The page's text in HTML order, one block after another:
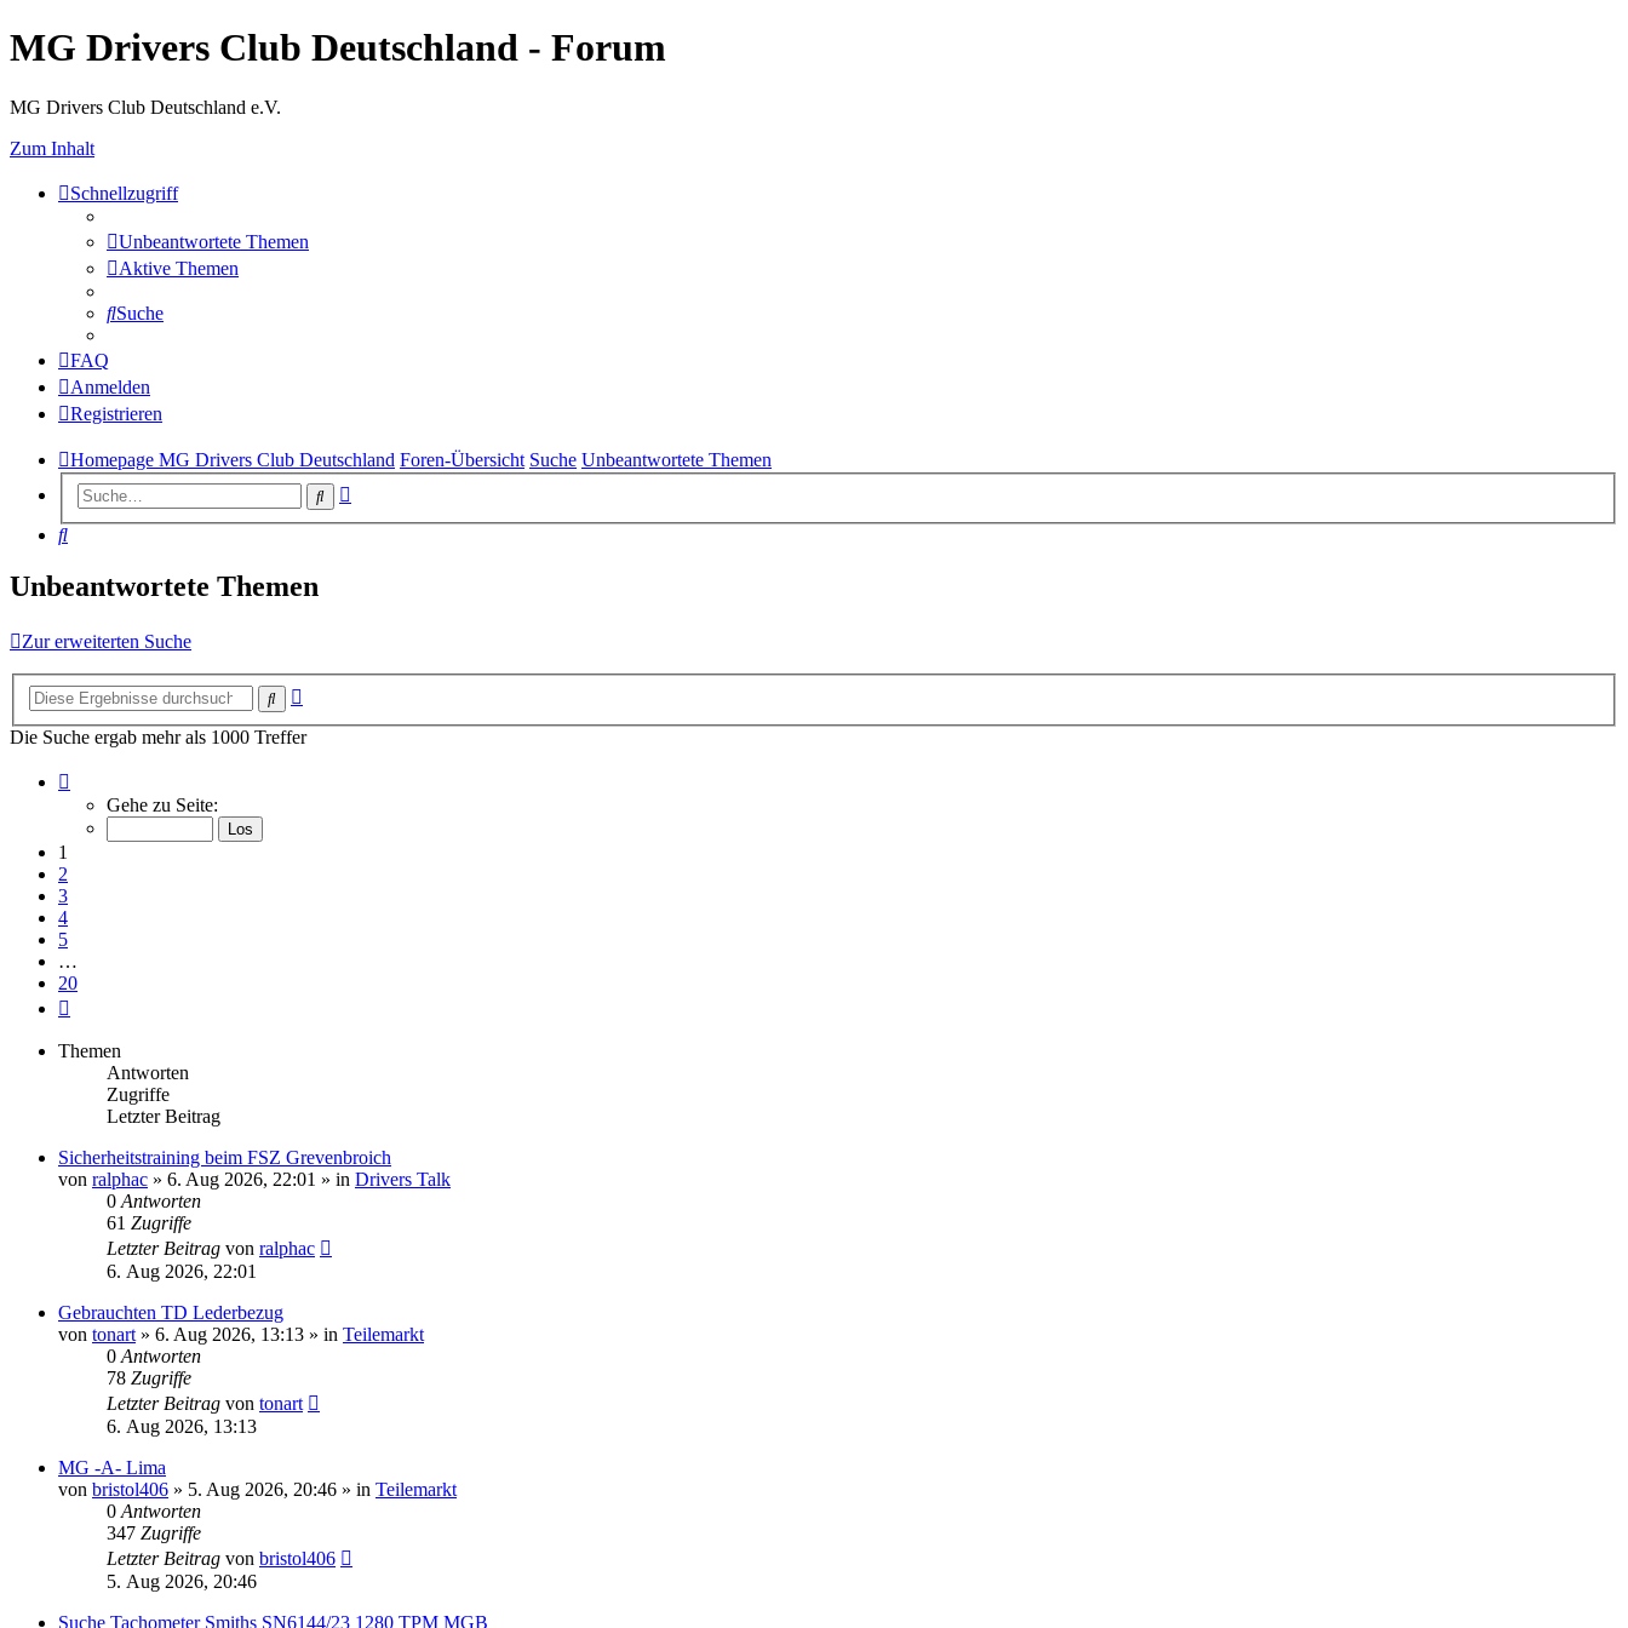
MG Drivers Club Deutschland - Forum
MG Drivers Club Deutschland e.V.
Zum Inhalt
Schnellzugriff
Unbeantwortete Themen
Aktive Themen
Suche
FAQ
Anmelden
Registrieren
Homepage MG Drivers Club Deutschland Foren-Übersicht Suche Unbeantwortete Themen
Suche
Suche
Unbeantwortete Themen
Zur erweiterten Suche
Suche
Die Suche ergab mehr als 1000 Treffer
von
Gehe zu Seite:
1
2
3
4
5
…
20
Themen
Antworten
Zugriffe
Letzter Beitrag
Sicherheitstraining beim FSZ Grevenbroich
von ralphac » 6. Aug 2026, 22:01 » in Drivers Talk
0 Antworten
61 Zugriffe
Letzter Beitrag von ralphac
6. Aug 2026, 22:01
Gebrauchten TD Lederbezug
von tonart » 6. Aug 2026, 13:13 » in Teilemarkt
0 Antworten
78 Zugriffe
Letzter Beitrag von tonart
6. Aug 2026, 13:13
MG -A- Lima
von bristol406 » 5. Aug 2026, 20:46 » in Teilemarkt
0 Antworten
347 Zugriffe
Letzter Beitrag von bristol406
5. Aug 2026, 20:46
Suche Tachometer Smiths SN6144/23 1280 TPM MGB